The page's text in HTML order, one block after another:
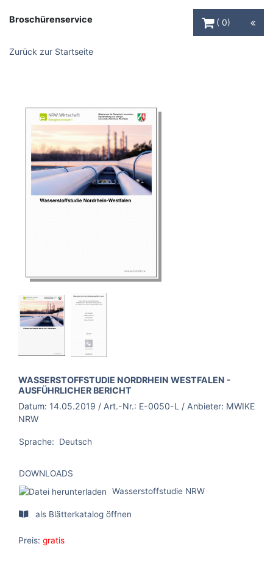
Broschürenservice
0
Zurück zur Startseite
BROSCHÜRE:
WASSERSTOFFSTUDIE NORDRHEIN WESTFALEN -
AUSFÜHRLICHER BERICHT
Datum: 14.05.2019 / Art.-Nr.: E-0050-L / Anbieter: MWIKE
NRW
Sprache: Deutsch
DOWNLOADS
Wasserstoffstudie NRW
als Blätterkatalog öffnen
Preis: gratis